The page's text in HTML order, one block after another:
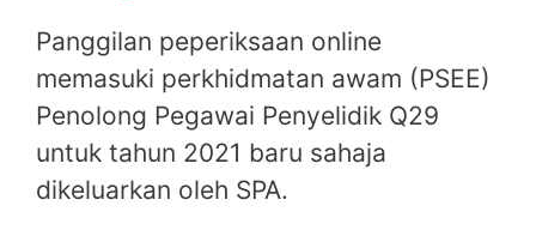
Panggilan peperiksaan online
memasuki perkhidmatan awam (PSEE)
Penolong Pegawai Penyelidik Q29
untuk tahun 2021 baru sahaja
dikeluarkan oleh SPA.